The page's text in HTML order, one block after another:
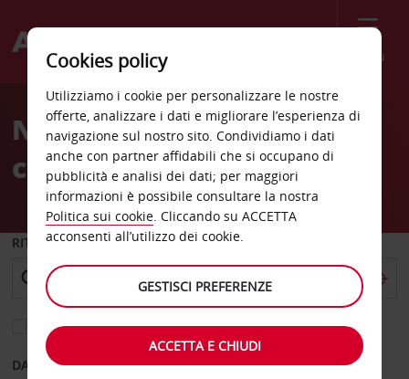
Menù
Welcome
AvisNoleggio auto Savonlinna
centro città
RITIRO DA
Scegli una località di riconsegna diversa
DAL GIORNO AL GIORNO
Cookies policy
Utilizziamo i cookie per personalizzare le nostre
offerte, analizzare i dati e migliorare l’esperienza di
navigazione sul nostro sito. Condividiamo i dati
anche con partner affidabili che si occupano di
pubblicità e analisi dei dati; per maggiori
informazioni è possibile consultare la nostra
Politica sui cookie. Cliccando su ACCETTA
acconsenti all’utilizzo dei cookie.
GESTISCI PREFERENZE
ACCETTA E CHIUDI